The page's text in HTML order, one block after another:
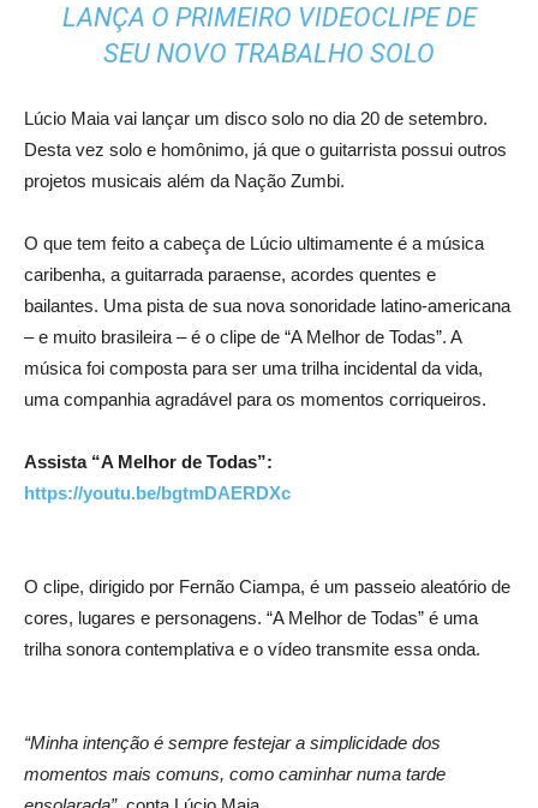
LANÇA O PRIMEIRO VIDEOCLIPE DE
SEU NOVO TRABALHO SOLO
Lúcio Maia vai lançar um disco solo no dia 20 de setembro.
Desta vez solo e homônimo, já que o guitarrista possui outros
projetos musicais além da Nação Zumbi.
O que tem feito a cabeça de Lúcio ultimamente é a música
caribenha, a guitarrada paraense, acordes quentes e
bailantes. Uma pista de sua nova sonoridade latino-americana
– e muito brasileira – é o clipe de “A Melhor de Todas”. A
música foi composta para ser uma trilha incidental da vida,
uma companhia agradável para os momentos corriqueiros.
Assista “A Melhor de Todas”:
https://youtu.be/bgtmDAERDXc
O clipe, dirigido por Fernão Ciampa, é um passeio aleatório de
cores, lugares e personagens. “A Melhor de Todas” é uma
trilha sonora contemplativa e o vídeo transmite essa onda.
“Minha intenção é sempre festejar a simplicidade dos
momentos mais comuns, como caminhar numa tarde